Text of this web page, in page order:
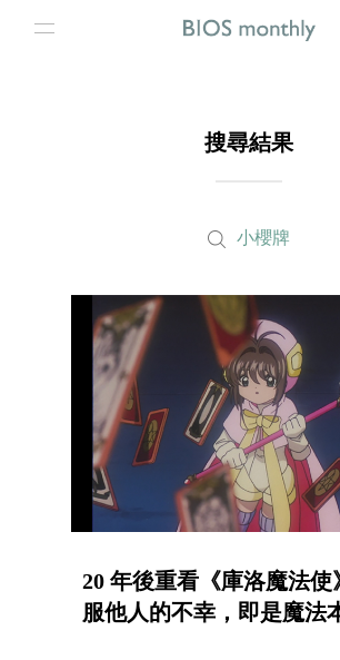
搜尋結果
小櫻牌
20 年後重看《庫洛魔法使
服他人的不幸，即是魔法